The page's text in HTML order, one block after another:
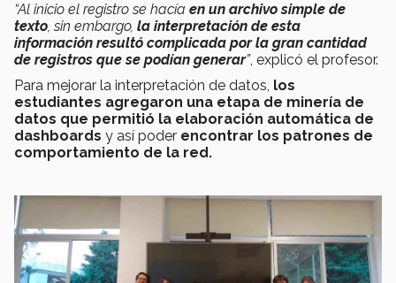
“Al inicio el registro se hacía en un archivo simple de
texto, sin embargo, la interpretación de esta
información resultó complicada por la gran cantidad
de registros que se podían generar”, explicó el profesor.
Para mejorar la interpretación de datos, los
estudiantes agregaron una etapa de minería de
datos que permitió la elaboración automática de
dashboards y así poder encontrar los patrones de
comportamiento de la red.